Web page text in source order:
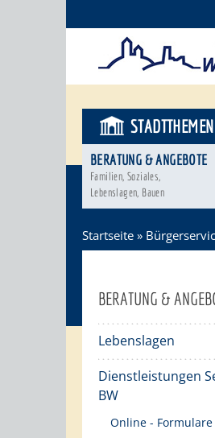
STADTTHEMEN
BERATUNG & ANGEBOTE
Familien, Soziales,
Lebenslagen, Bauen
Startseite »
BERATUNG &
Lebenslagen
Dienstleistungen
BW
Online - Formulare